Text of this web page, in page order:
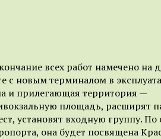
всех работ намечено на
с новым терминалом в
и прилегающая территория —
площадь, расширят
установят входную группу. По
она будет посвящена